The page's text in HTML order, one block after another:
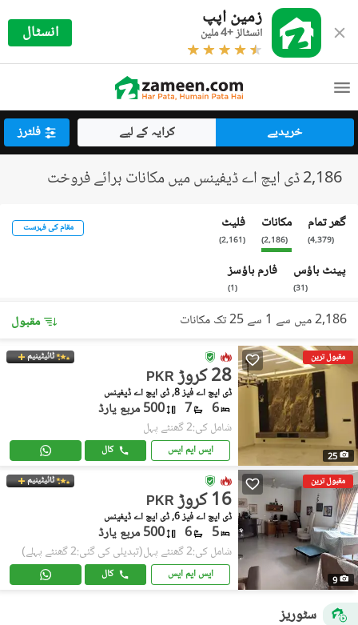
زمین اپپ
انسٹالز +4 ملین انسٹال
خریدیے کرایہ کے لیے فلٹرز
2,186 ڈی ایچ اے ڈیفینس میں مکانات برائے فروخت
گھر تمام
(
4,379
)
مکانات
(
2,186
)
فلیٹ
(
2,161
)
پینٹ ہاؤس
(
31
)
فارم ہاؤسز
(
1
)
مقام کی فہرست
2,186 میں سے 1 سے 25 تک مکانات مقبول
مقبول ترین
25
ٹائیٹینیم
PKR 28 کروڑ
ڈی ایچ اے فیز 8, ڈی ایچ اے ڈیفینس
6
7 500 مربع یارڈ
شامل کی:2 گھنٹے پہل
ایس ایم ایس کال
مقبول ترین
9
ٹائیٹینیم
PKR 16 کروڑ
ڈی ایچ اے فیز 6, ڈی ایچ اے ڈیفینس
5
6 500 مربع یارڈ
شامل کی:2 گھنٹے پہل (تبدیلی کی گئی:2 گھنٹے پہلے)
ایس ایم ایس کال
سٹوریز